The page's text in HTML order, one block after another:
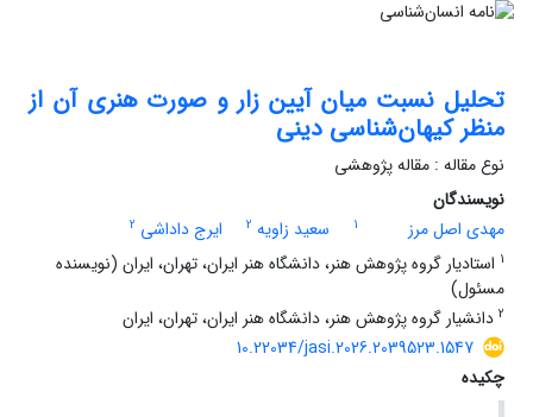
تحلیل نسبت میان آیین زار و صورت هنری آن از
منظر کیهان‌شناسی دینی
نوع مقاله : مقاله پژوهشی
نویسندگان
مهدی اصل مرز
1 سعید زاویه 2 ایرج داداشی 2
1 استادیار گروه پژوهش هنر، دانشگاه هنر ایران، تهران، ایران (نویسنده
مسئول)
2 دانشیار گروه پژوهش هنر، دانشگاه هنر ایران، تهران، ایران
10.22034/jasi.2026.2039523.1547
چکیده